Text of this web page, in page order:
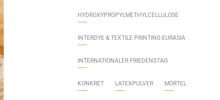
HYDROXYPROPYLMETHYLCELLULOSE
INTERDYE & TEXTILE PRINTING EURASIA
INTERNATIONALER FRIEDENSTAG
KONKRET LATEXPULVER MÖRTEL